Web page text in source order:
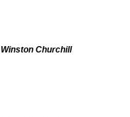
Winston Churchill